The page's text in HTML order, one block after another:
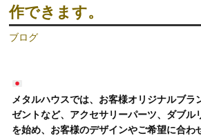
作できます。
ブログ
メタルハウスでは、お客様オリジナルブラ
ゼントなど、アクセサリーパーツ、ダブル
を始め、お客様のデザインやご希望に合わ